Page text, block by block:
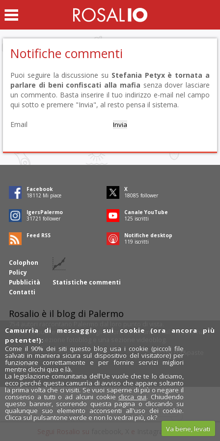
Notifiche commenti
Puoi seguire la discussione su Stefania Petyx è tornata a
parlare di beni confiscati alla mafia senza dover lasciare
un commento. Basta inserire il tuo indirizzo e-mail nel campo
qui sotto e premere "Invia", al resto pensa il sistema.
Email
Colophon
Policy
Pubblicità
Contatti
Statistiche commenti
Facebook
18298 Mi piace
X
18271 follower
IgersPalermo
32047 follower
Canale YouTube
126 iscritti
Feed RSS
Notifiche desktop
121 iscritti
Rosalio è il blog di Palermo
Anche tu puoi essere uno degli autori: inviaci un'e-mail
. Rosalio ha
anche una sezione
Designcut&paste
Rosalio.it
Da un'idea diTony Siino
x
Instagram
Camurrìa di messaggio sui cookie (ora ancora più
potente!):
Come il 90% dei siti questo blog usa i cookie (piccoli file
salvati in maniera sicura sul dispositivo del visitatore) per
funzionare correttamente e per fornire servizi migliori
mentre clicchi qua e là.
La legislazione comunitaria dell'Ue vuole che te lo diciamo,
ecco perché questa camurrìa di avviso che appare soltanto
la prima volta che ci visiti. Se vuoi saperne di più o negare il
consenso a tutti o ad alcuni cookie clicca qui. Chiudendo
questo banner, scorrendo questa pagina o cliccando su
qualunque suo elemento acconsenti all'uso dei cookie.
Clicca sul pulsantone verde e non lo vedrai più, ok?
Va bene, levati